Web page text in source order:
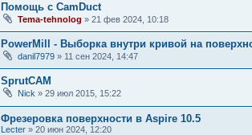
Помощь с CamDuct
Tema-tehnolog » 21 фев 2024, 10:18
PowerMill - Выборка внутри кривой на
danil7979 » 11 сен 2024, 14:47
SprutCAM
Nick » 29 июл 2015, 15:22
Фрезеровка поверхности в Aspire 10.5
Lecter » 20 июн 2024, 12:20